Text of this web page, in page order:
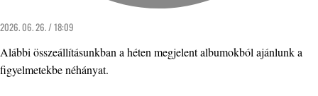
2026. 06. 26. / 18:09
Alábbi összeállításunkban a héten megjelent albumokból ajánlunk a
figyelmetekbe néhányat.